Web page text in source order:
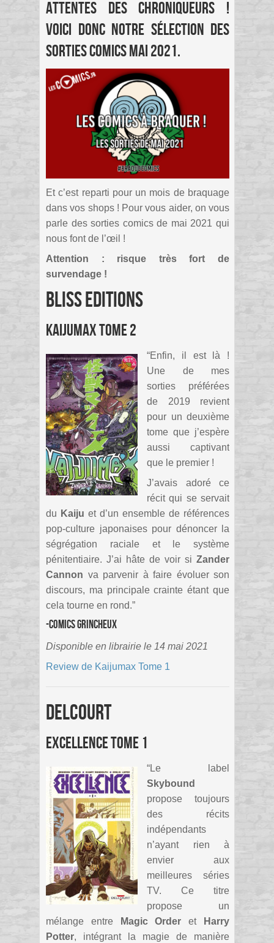
attentes des chroniqueurs !
Voici donc notre sélection des
sorties comics mai 2021.
Et c’est reparti pour un mois de braquage
dans vos shops ! Pour vous aider, on vous
parle des sorties comics de mai 2021 qui
nous font de l’œil !
Attention : risque très fort de
survendage !
Bliss Editions
Kaijumax Tome 2
“Enfin, il est là !
Une de mes
sorties préférées
de 2019 revient
pour un deuxième
tome que j’espère
aussi captivant
que le premier !
J’avais adoré ce
récit qui se servait
du Kaiju et d’un ensemble de références
pop-culture japonaises pour dénoncer la
ségrégation raciale et le système
pénitentiaire. J’ai hâte de voir si Zander
Cannon va parvenir à faire évoluer son
discours, ma principale crainte étant que
cela tourne en rond.”
-Comics Grincheux
Disponible en librairie le 14 mai 2021
Review de Kaijumax Tome 1
Delcourt
Excellence Tome 1
“Le label
Skybound
propose toujours
des récits
indépendants
n’ayant rien à
envier aux
meilleures séries
TV. Ce titre
propose un
mélange entre
Magic Order et
Harry
Potter, intégrant la magie de manière